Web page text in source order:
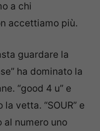
a chi
accettiamo più.
guardare la
ha dominato la
“good 4 u” e
vetta. “SOUR” e
al numero uno